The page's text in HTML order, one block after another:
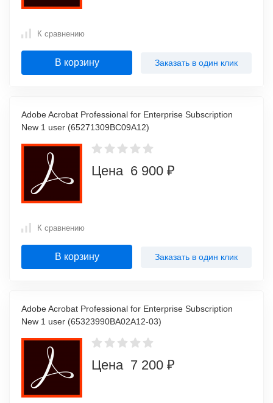
К сравнению
В корзину Заказать в один клик
Adobe Acrobat Professional for Enterprise Subscription
New 1 user (65271309BC09A12)
Цена 6 900 ₽
К сравнению
В корзину Заказать в один клик
Adobe Acrobat Professional for Enterprise Subscription
New 1 user (65323990BA02A12-03)
Цена 7 200 ₽